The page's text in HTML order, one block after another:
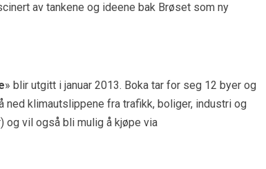
av tankene og ideene bak Brøset som ny
» blir utgitt i januar 2013. Boka tar for seg 12 byer og
klimautslippene fra trafikk, boliger, industri og
og vil også bli mulig å kjøpe via